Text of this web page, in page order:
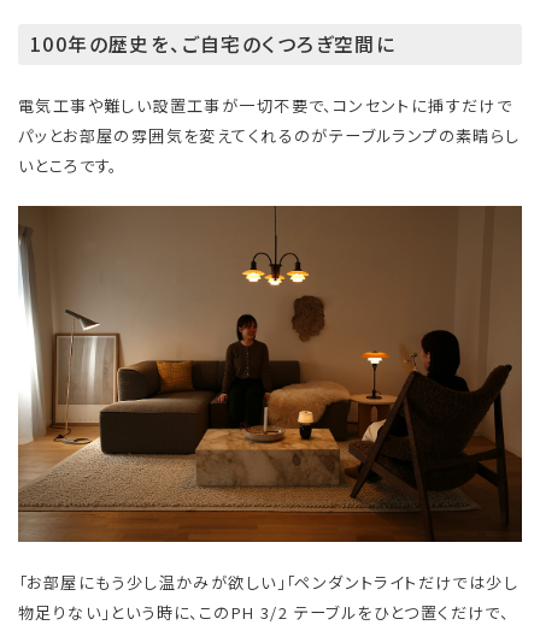
100年の歴史を、ご自宅のくつろぎ空間に
電気工事や難しい設置工事が一切不要で、コンセントに挿すだけで
パッとお部屋の雰囲気を変えてくれるのがテーブルランプの素晴らし
いところです。
「お部屋にもう少し温かみが欲しい」「ペンダントライトだけでは少し
物足りない」という時に、このPH 3/2 テーブルをひとつ置くだけで、